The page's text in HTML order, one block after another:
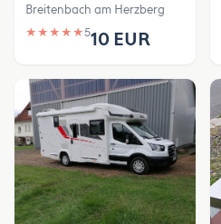
Breitenbach am Herzberg
★ ★ ★ ★ ★510 EUR